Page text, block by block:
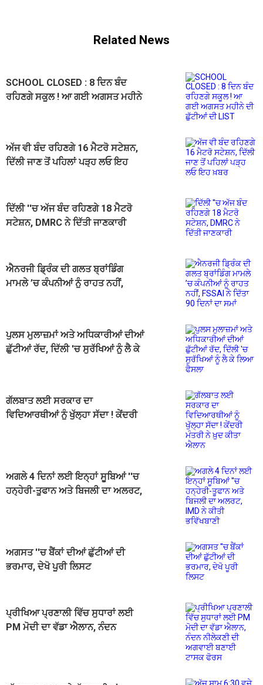
Related News
SCHOOL CLOSED : 8 ਦਿਨ ਬੰਦ
ਰਹਿਣਗੇ ਸਕੂਲ ! ਆ ਗਈ ਅਗਸਤ ਮਹੀਨੇ
ਅੱਜ ਵੀ ਬੰਦ ਰਹਿਣਗੇ 16 ਮੈਟਰੋ ਸਟੇਸ਼ਨ,
ਦਿੱਲੀ ਜਾਣ ਤੋਂ ਪਹਿਲਾਂ ਪੜ੍ਹ ਲਓ ਇਹ
ਦਿੱਲੀ ''ਚ ਅੱਜ ਬੰਦ ਰਹਿਣਗੇ 18 ਮੈਟਰੋ
ਸਟੇਸ਼ਨ, DMRC ਨੇ ਦਿੱਤੀ ਜਾਣਕਾਰੀ
ਐਨਰਜੀ ਡ੍ਰਿੰਕ ਦੀ ਗਲਤ ਬ੍ਰਾਂਡਿੰਗ
ਮਾਮਲੇ ’ਚ ਕੰਪਨੀਆਂ ਨੂੰ ਰਾਹਤ ਨਹੀਂ,
ਪੁਲਸ ਮੁਲਾਜ਼ਮਾਂ ਅਤੇ ਅਧਿਕਾਰੀਆਂ ਦੀਆਂ
ਛੁੱਟੀਆਂ ਰੱਦ, ਦਿੱਲੀ 'ਚ ਸੁਰੱਖਿਆਂ ਨੂੰ ਲੈ ਕੇ
ਗੱਲਬਾਤ ਲਈ ਸਰਕਾਰ ਦਾ
ਵਿਦਿਆਰਥੀਆਂ ਨੂੰ ਖੁੱਲ੍ਹਾ ਸੱਦਾ ! ਕੇਂਦਰੀ
ਅਗਲੇ 4 ਦਿਨਾਂ ਲਈ ਇਨ੍ਹਾਂ ਸੂਬਿਆਂ ''ਚ
ਹਨ੍ਹੇਰੀ-ਤੂਫਾਨ ਅਤੇ ਬਿਜਲੀ ਦਾ ਅਲਰਟ,
ਅਗਸਤ ''ਚ ਬੈਂਕਾਂ ਦੀਆਂ ਛੁੱਟੀਆਂ ਦੀ
ਭਰਮਾਰ, ਦੇਖੋ ਪੂਰੀ ਲਿਸਟ
ਪ੍ਰੀਖਿਆ ਪ੍ਰਣਾਲੀ ਵਿੱਚ ਸੁਧਾਰਾਂ ਲਈ
PM ਮੋਦੀ ਦਾ ਵੱਡਾ ਐਲਾਨ, ਨੰਦਨ